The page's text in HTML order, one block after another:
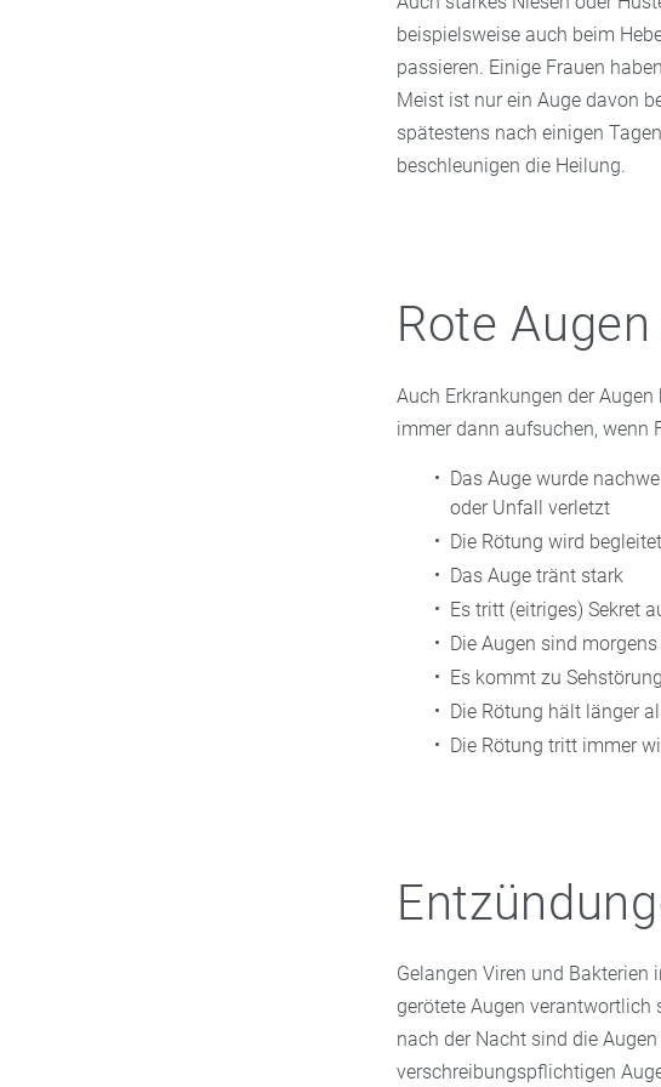
beispielsweise auch beim
passieren. Einige Frauen
Meist ist nur ein Auge davon
spätestens nach einigen
beschleunigen die Heilung.
Rote
Auch Erkrankungen der
immer dann aufsuchen, wenn
Das Auge wurde
oder Unfall verletzt
Die Rötung wird
Das Auge tränt stark
Es tritt (eitriges) Sekret
Die Augen sind
Es kommt zu
Die Rötung hält länger
Die Rötung tritt immer
Gelangen Viren und Bakterien
gerötete Augen verantwortlich
nach der Nacht sind die
verschreibungspflichtigen